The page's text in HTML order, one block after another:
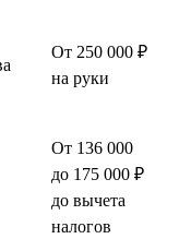
От 250 000 ₽
на руки
От 136 000
до 175 000 ₽
до вычета
налогов